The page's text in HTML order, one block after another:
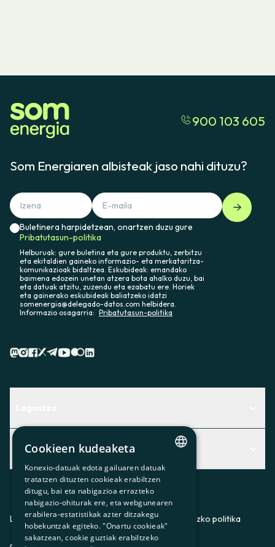
900 103 605
Som Energiaren albisteak jaso nahi dituzu?
Buletinera harpidetzean, onartzen duzu gure
Pribatutasun-politika
Helburuak: gure buletina eta gure produktu, zerbitzu
eta ekitaldien gaineko informazio- eta merkataritza-
komunikazioak bidaltzea. Eskubideak: emandako
baimena edozein unetan atzera bota ahalko duzu, bai
eta datuak atzitu, zuzendu eta ezabatu ere. Horiek
eta gainerako eskubideak baliatzeko idatzi
somenergia@delegado-datos.com helbidera.
Informazio osagarria: Pribatutasun-politika
Centro de Ayuda
Aurkitu zerbitzurik egokiena zuretzat
Contacto
Albisteak
Albisteak
Bazkideen txokoa
Prentsa
Gurekin lan egin
Lege-oharraPribatutasun-politikaCookieei buruzko politika
CATALAN
SPANISH
GL
BASQUE
Cookieen kudeaketa
Konexio-datuak edota gailuaren datuak
tratatzen dituzten cookieak erabiltzen
ditugu, bai eta nabigazioa errazteko
nabigazio-ohiturak ere, eta webgunearen
erabilera-estatistikak azter ditzakegu
hobekuntzak egiteko. "Onartu cookieak"
sakatzean, cookie guztiak erabiltzeko